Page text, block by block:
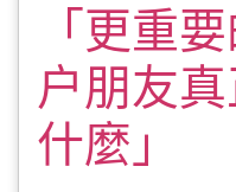
「更重
户朋友
什麼」